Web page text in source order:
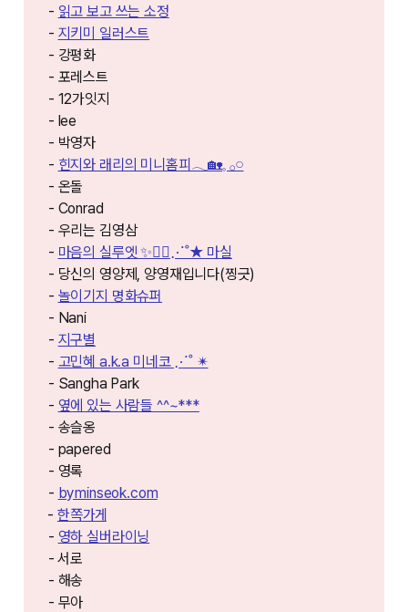
- 읽고 보고 쓰는 소정
- 지키미 일러스트
- 강평화
- 포레스트
- 12가잇지
- lee
- 박영자
- 힌지와 래리의 미니홈피𓂃🏡𓈒 𓂂𓏸
- 온돌
- Conrad
- 우리는 김영삼
- 마음의 실루엣 ✨🚶‍♀️⋰˚★ 마실
- 당신의 영양제, 양영재입니다(찡긋)
- 놀이기지 명화슈퍼
- Nani
- 지구별
- 고민혜 a.k.a 미네코 ⋰˚ ✴︎
- Sangha Park
- 옆에 있는 사람들 ^^~***
- 송슬옹
- papered
- 영록
- byminseok.com⁠⁠⁠
⁠⁠⁠⁠- 한쪽가게⁠⁠⁠⁠⁠⁠⁠⁠
- 영하 실버라이닝
- ⁠⁠서로
- 해송
- 무아